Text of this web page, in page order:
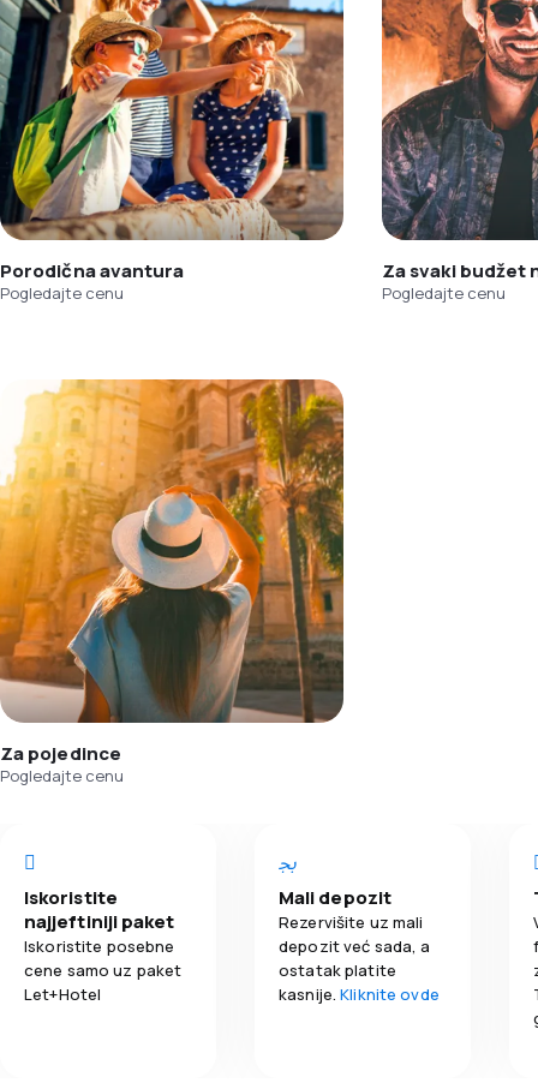
Porodična avantura
Pogledajte cenu
Za svaki budžet
Pogledajte cenu
Za pojedince
Pogledajte cenu
Iskoristite
najjeftiniji paket
Iskoristite posebne
cene samo uz paket
Let+Hotel
Mali depozit
Rezervišite uz mali
depozit već sada, a
ostatak platite
kasnije.Kliknite ovde